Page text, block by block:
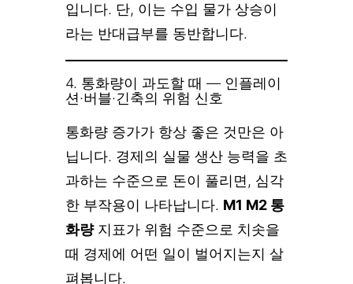
입니다. 단, 이는 수입 물가 상승이
라는 반대급부를 동반합니다.
4. 통화량이 과도할 때 — 인플레이
션·버블·긴축의 위험 신호
통화량 증가가 항상 좋은 것만은 아
닙니다. 경제의 실물 생산 능력을 초
과하는 수준으로 돈이 풀리면, 심각
한 부작용이 나타납니다. M1 M2 통
화량지표가 위험 수준으로 치솟을
때 경제에 어떤 일이 벌어지는지 살
펴봅니다.